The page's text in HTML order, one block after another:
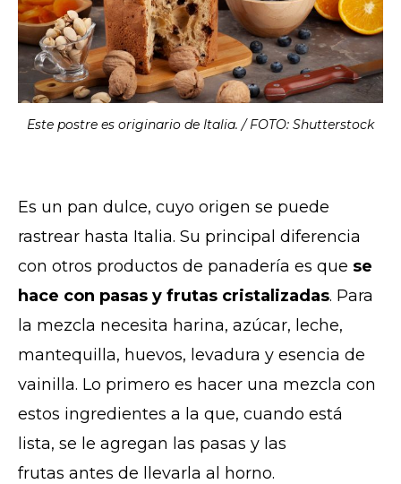
Este postre es originario de Italia. / FOTO: Shutterstock
Es un pan dulce, cuyo origen se puede
rastrear hasta Italia. Su principal diferencia
con otros productos de panadería es que se
hace con pasas y frutas cristalizadas. Para
la mezcla necesita harina, azúcar, leche,
mantequilla, huevos, levadura y esencia de
vainilla. Lo primero es hacer una mezcla con
estos ingredientes a la que, cuando está
lista, se le agregan las pasas y las
frutas antes de llevarla al horno.